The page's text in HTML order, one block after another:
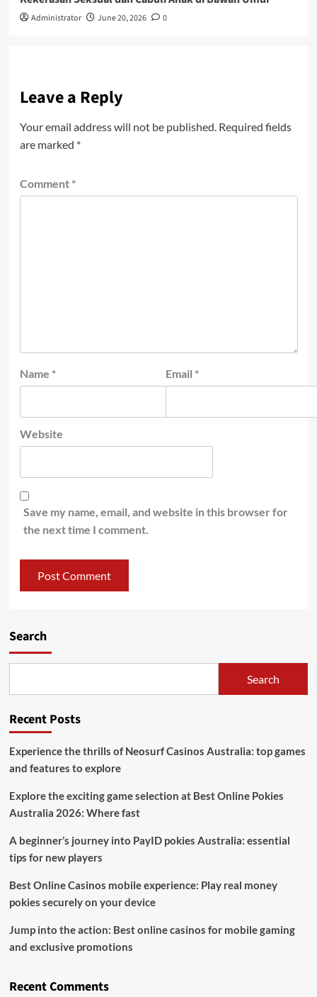
Administrator June 20, 2026 0
Leave a Reply
Your email address will not be published. Required fields
are marked *
Comment *
Name * Email *
Website
Save my name, email, and website in this browser for
the next time I comment.
Search
Search
Recent Posts
Experience the thrills of Neosurf Casinos Australia: top games
and features to explore
Explore the exciting game selection at Best Online Pokies
Australia 2026: Where fast
A beginner’s journey into PayID pokies Australia: essential
tips for new players
Best Online Casinos mobile experience: Play real money
pokies securely on your device
Jump into the action: Best online casinos for mobile gaming
and exclusive promotions
Recent Comments